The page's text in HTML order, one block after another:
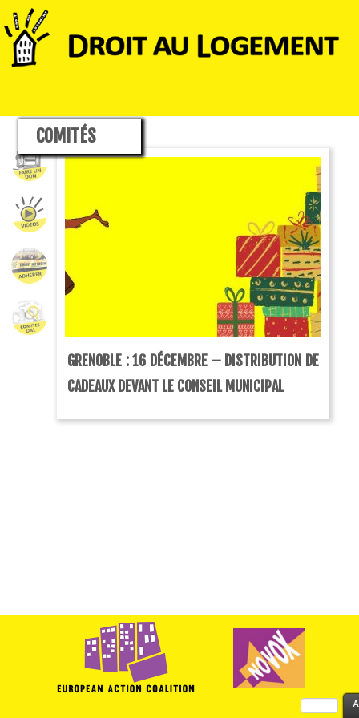
COMITÉS
GRENOBLE : 16 DÉCEMBRE – DISTRIBUTION DE
CADEAUX DEVANT LE CONSEIL MUNICIPAL
Rechercher :